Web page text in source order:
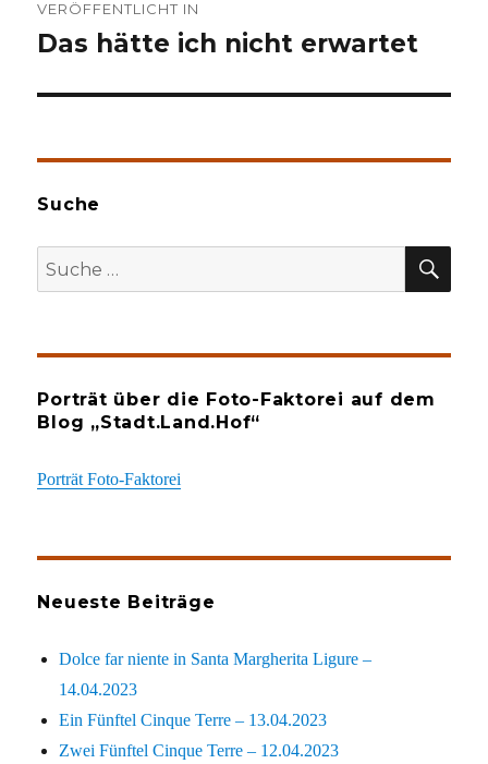
VERÖFFENTLICHT IN
Das hätte ich nicht erwartet
Suche
Suche
nach:
Porträt über die Foto-Faktorei auf dem
Blog „Stadt.Land.Hof“
Porträt Foto-Faktorei
Neueste Beiträge
Dolce far niente in Santa Margherita Ligure –
14.04.2023
Ein Fünftel Cinque Terre – 13.04.2023
Zwei Fünftel Cinque Terre – 12.04.2023